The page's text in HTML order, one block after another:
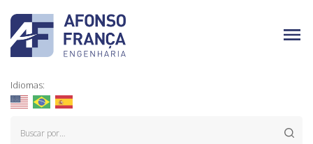
Idiomas: